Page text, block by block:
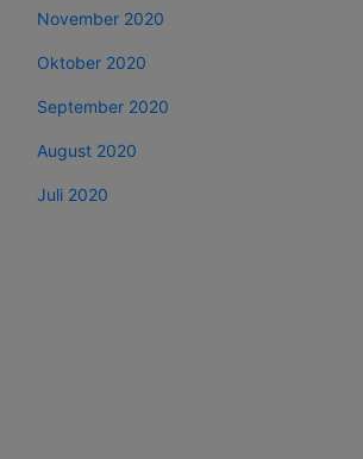
November 2020
Oktober 2020
September 2020
August 2020
Juli 2020